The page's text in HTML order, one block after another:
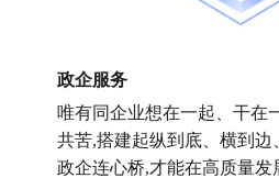
政企服务
唯有同企业想在一起、干在
共苦,搭建起纵到底、横到边
政企连心桥,才能在高质量发